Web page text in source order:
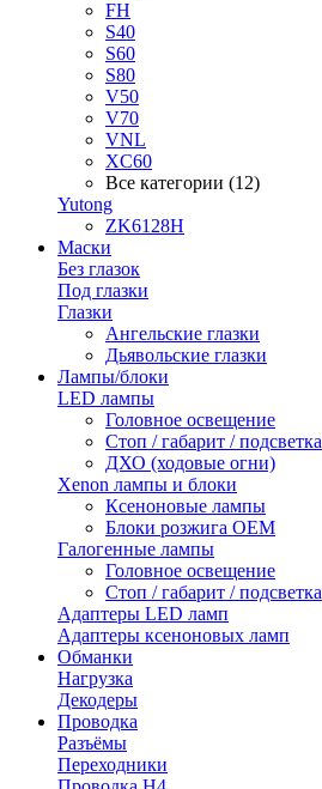
FH
S40
S60
S80
V50
V70
VNL
XC60
Все категории (12)
Yutong
ZK6128H
Маски
Без глазок
Под глазки
Глазки
Ангельские глазки
Дьявольские глазки
Лампы/блоки
LED лампы
Головное освещение
Стоп / габарит / подсветка
ДХО (ходовые огни)
Xenon лампы и блоки
Ксеноновые лампы
Блоки розжига OEM
Галогенные лампы
Головное освещение
Стоп / габарит / подсветка
Адаптеры LED ламп
Адаптеры ксеноновых ламп
Обманки
Нагрузка
Декодеры
Проводка
Разъёмы
Переходники